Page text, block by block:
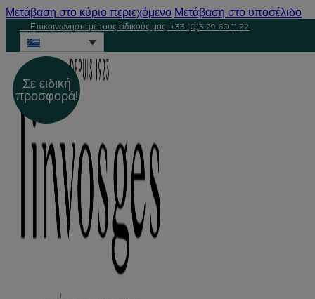
Μετάβαση στο κύριο περιεχόμενο Μετάβαση στο υποσέλιδο
Επικοινωνήστε με τους ειδικούς μας: +33 (0)3 29 60 11 22
Σε ειδική
προσφορά!